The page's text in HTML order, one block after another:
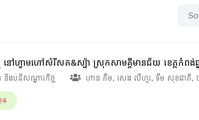
ម នៅហ្វាមហៅស៍រីសត&ស្ប៉ា ស្រុកសាមគ្គីមានជ័យ ខេត្តកំពង់ឆ្
ងបដិសណ្ឋារកិច្ច ហាន ភីម, សេង លីហួរ, ទឹម សុខជាតិ,